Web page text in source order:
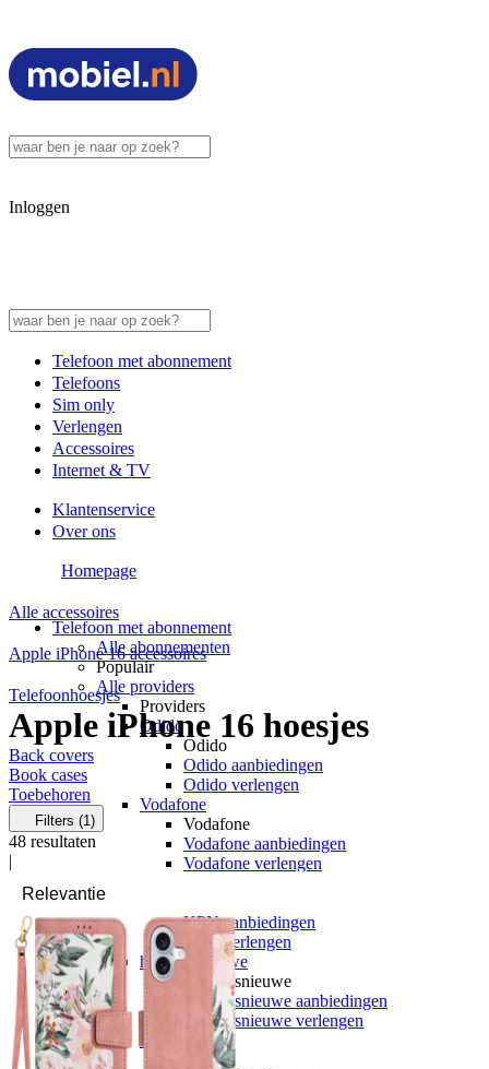
Inloggen
Telefoon met abonnement
Telefoons
Sim only
Verlengen
Accessoires
Internet & TV
Klantenservice
Over ons
Telefoon met abonnement
Alle abonnementen
Populair
Alle providers
Providers
Odido
Odido
Odido aanbiedingen
Odido verlengen
Vodafone
Vodafone
Vodafone aanbiedingen
Vodafone verlengen
KPN aanbiedingen
KPN verlengen
hollandsnieuwe
hollandsnieuwe
hollandsnieuwe aanbiedingen
hollandsnieuwe verlengen
Ben
Homepage
Alle accessoires
Apple iPhone 16 accessoires
Telefoonhoesjes
Apple iPhone 16 hoesjes
Back covers
Book cases
Toebehoren
Filters (1)
48 resultaten
|